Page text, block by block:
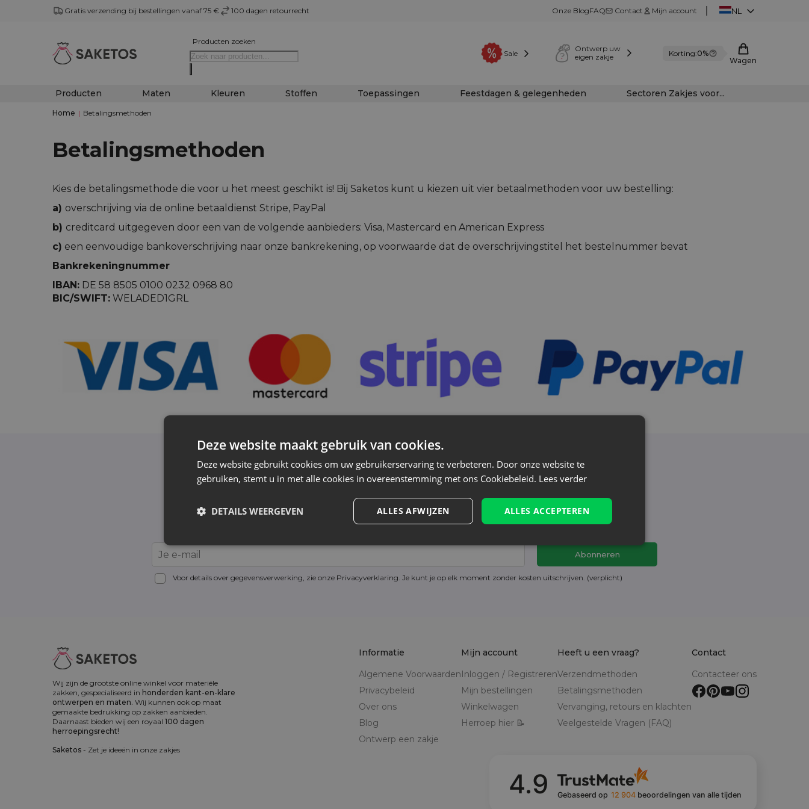
Gratis verzending bij bestellingen vanaf 75 € 100 dagen retourrecht Onze BlogFAQ Contact Mijn account NL
Producten zoeken
Sale
Ontwerp uw
eigen zakje
Korting:0%
Wagen
Producten Maten Kleuren Stoffen Toepassingen Feestdagen & gelegenheden Sectoren Zakjes voor...
Home | Betalingsmethoden
Betalingsmethoden
Kies de betalingsmethode die voor u het meest geschikt is! Bij Saketos kunt u kiezen uit vier betaalmethoden voor uw bestelling:
a) overschrijving via de online betaaldienst Stripe, PayPal
b) creditcard uitgegeven door een van de volgende aanbieders: Visa, Mastercard en American Express
c) een eenvoudige bankoverschrijving naar onze bankrekening, op voorwaarde dat de overschrijvingstitel het bestelnummer bevat
Bankrekeningnummer
IBAN: DE 58 8505 0100 0232 0968 80
BIC/SWIFT: WELADED1GRL
Nieuwsbrief
aanbiedingen
Wij informeren en tonen nieuws - zonder onnodige spam. Blijf regelmatig bij ons!
Voor details over gegevensverwerking, zie onze Privacyverklaring. Je kunt je op elk moment zonder kosten uitschrijven . (verplicht)
Wij zijn de grootste online winkel voor materiële
zakken, gespecialiseerd in honderden kant-en-klare
ontwerpen en maten. Wij kunnen ook op maat
gemaakte bedrukking op zakken aanbieden.
Daarnaast bieden wij een royaal 100 dagen
herroepingsrecht!
Saketos - Zet je ideeën in onze zakjes
Informatie
Algemene Voorwaarden
Privacybeleid
Over ons
Blog
Ontwerp een zakje
Mijn account
Inloggen / Registreren
Mijn bestellingen
Winkelwagen
Herroep hier 📝
Heeft u een vraag?
Verzendmethoden
Betalingsmethoden
Vervanging, retours en klachten
Veelgestelde Vragen (FAQ)
Contact
Contacteer ons
4.9 Gebaseerd op 12 904 beoordelingenvan alle tijden
Deze website maakt gebruik van cookies.
Deze website gebruikt cookies om uw gebruikerservaring te verbeteren. Door onze website te
gebruiken, stemt u in met alle cookies in overeenstemming met ons Cookiebeleid. Lees verder
ALLES ACCEPTEREN
ALLES AFWIJZEN
DETAILS WEERGEVEN